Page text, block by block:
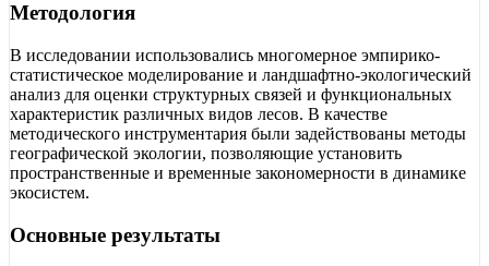
Методология
В исследовании использовались многомерное эмпирико-
статистическое моделирование и ландшафтно-экологический
анализ для оценки структурных связей и функциональных
характеристик различных видов лесов. В качестве
методического инструментария были задействованы методы
географической экологии, позволяющие установить
пространственные и временные закономерности в динамике
экосистем.
Основные результаты